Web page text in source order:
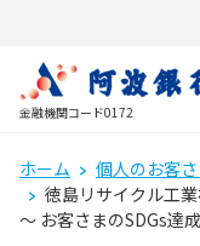
金融機関コード0172
ホーム 個人のお客さ
徳島リサイクル工
～ お客さまのSDGs達